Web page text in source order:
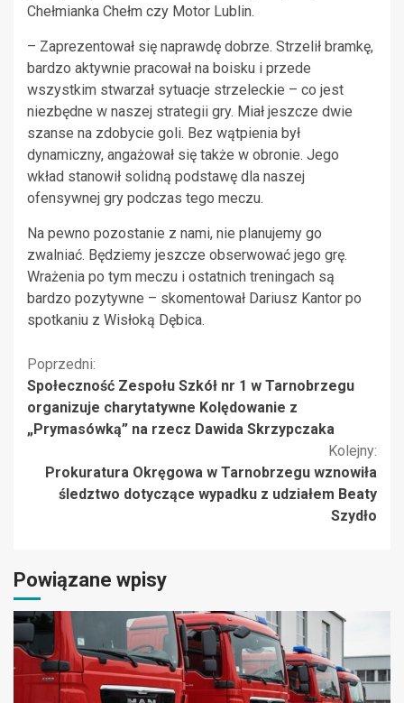
Chełmianka Chełm czy Motor Lublin.
– Zaprezentował się naprawdę dobrze. Strzelił bramkę,
bardzo aktywnie pracował na boisku i przede
wszystkim stwarzał sytuacje strzeleckie – co jest
niezbędne w naszej strategii gry. Miał jeszcze dwie
szanse na zdobycie goli. Bez wątpienia był
dynamiczny, angażował się także w obronie. Jego
wkład stanowił solidną podstawę dla naszej
ofensywnej gry podczas tego meczu.
Na pewno pozostanie z nami, nie planujemy go
zwalniać. Będziemy jeszcze obserwować jego grę.
Wrażenia po tym meczu i ostatnich treningach są
bardzo pozytywne – skomentował Dariusz Kantor po
spotkaniu z Wisłoką Dębica.
Kontynuuj
czytanie
Poprzedni:
Społeczność Zespołu Szkół nr 1 w Tarnobrzegu
organizuje charytatywne Kolędowanie z
„Prymasówką” na rzecz Dawida Skrzypczaka
Kolejny:
Prokuratura Okręgowa w Tarnobrzegu wznowiła
śledztwo dotyczące wypadku z udziałem Beaty
Szydło
Powiązane wpisy